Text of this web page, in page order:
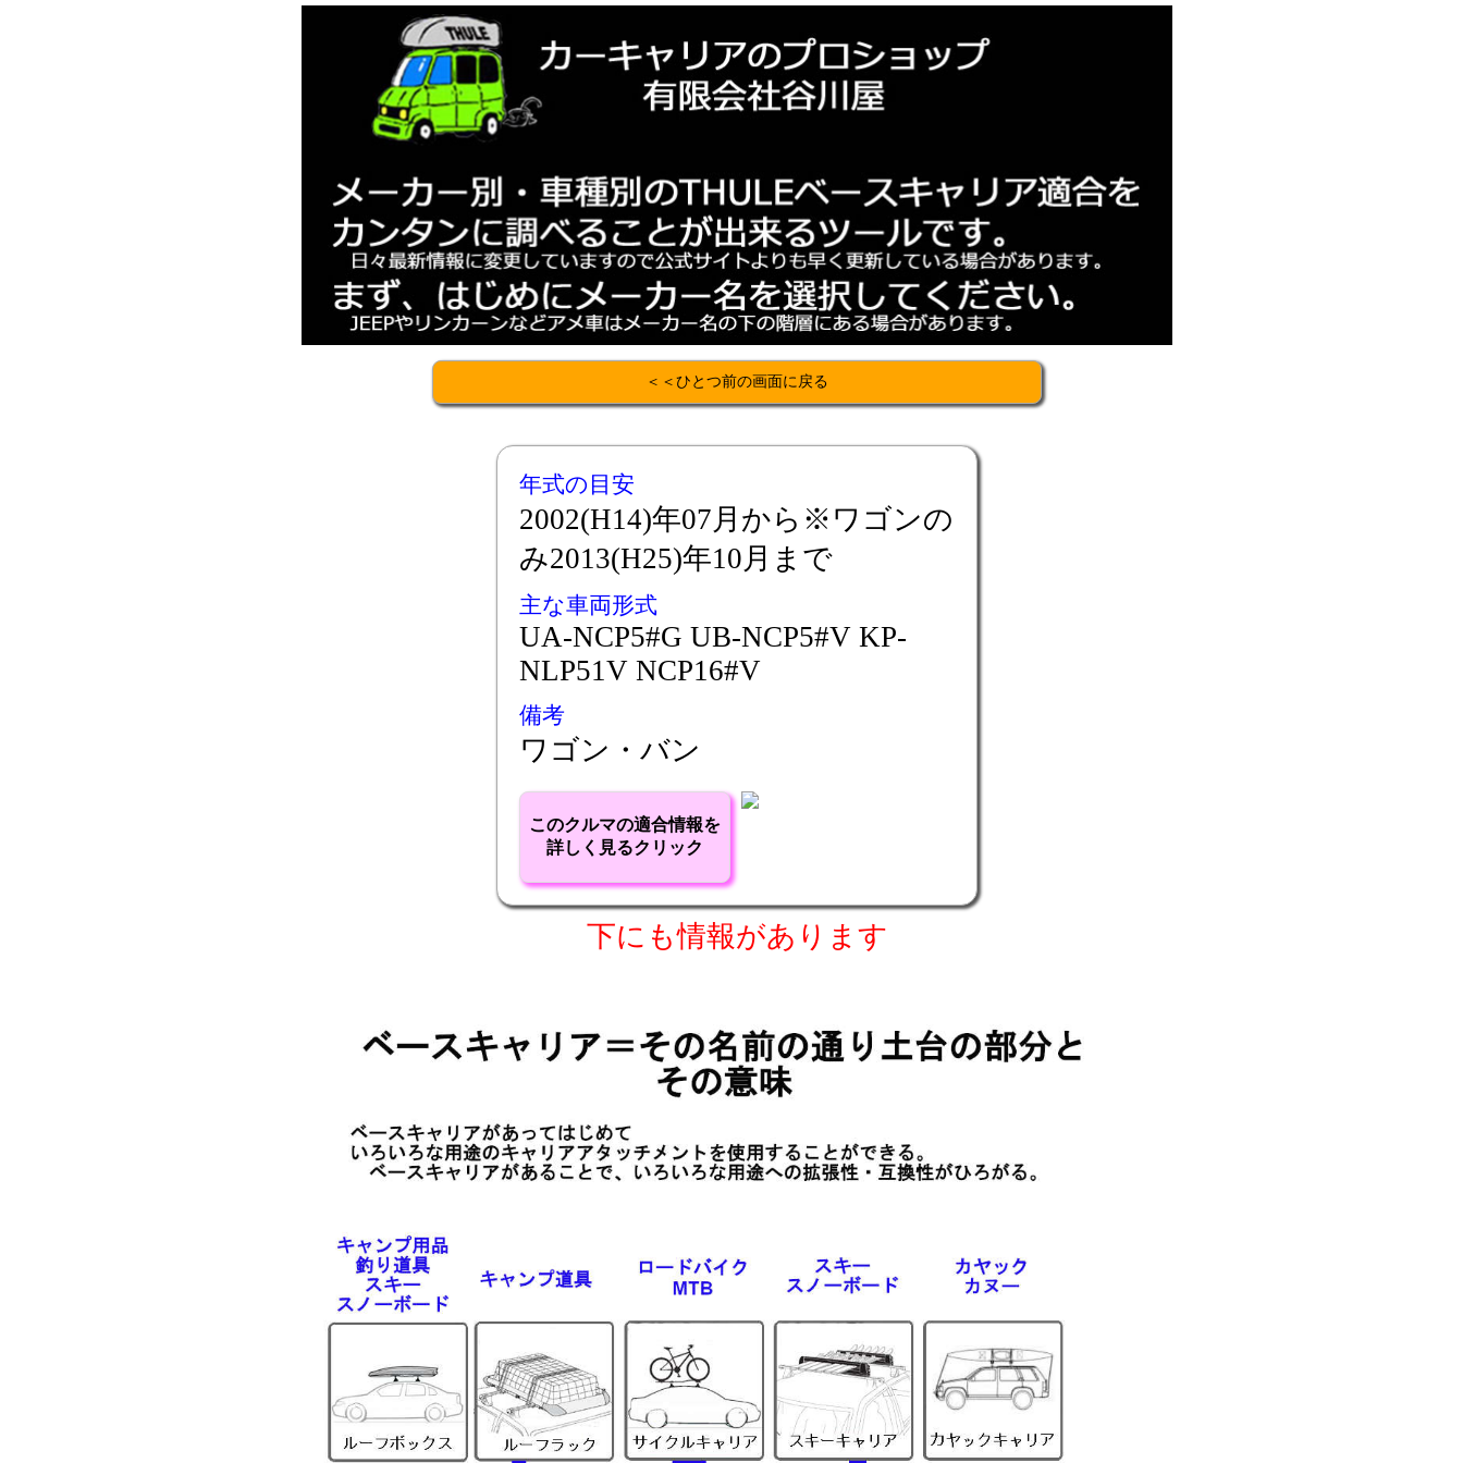
＜＜ひとつ前の画面に戻る
年式の目安
2002(H14)年07月から※ワゴンの
み2013(H25)年10月まで
主な車両形式
UA-NCP5#G UB-NCP5#V KP-
NLP51V NCP16#V
備考
ワゴン・バン
このクルマの適合情報を
詳しく見るクリック
下にも情報があります